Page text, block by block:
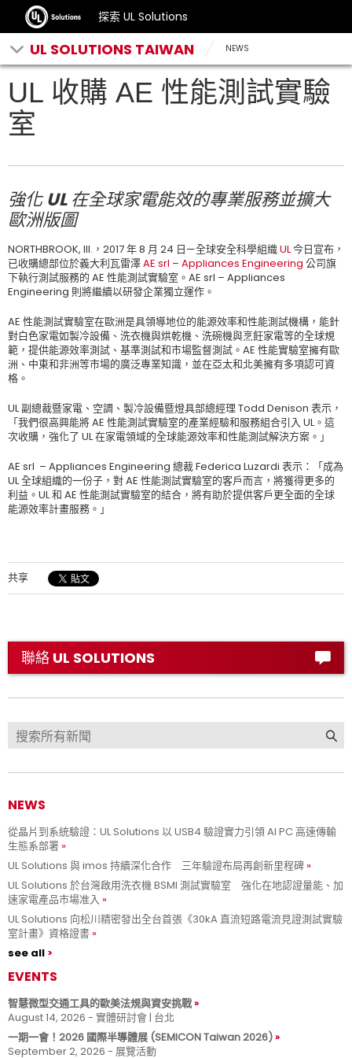
探索 UL Solutions
UL SOLUTIONS TAIWAN NEWS
UL 收購 AE 性能測試實驗
室
強化 UL 在全球家電能效的專業服務並擴大
歐洲版圖
NORTHBROOK, Ill.，2017 年 8 月 24 日—全球安全科學組織UL今日宣布，
已收購總部位於義大利瓦雷澤AE srl – Appliances Engineering 公司旗
下執行測試服務的 AE 性能測試實驗室。AE srl – Appliances
Engineering 則將繼續以研發企業獨立運作。
AE 性能測試實驗室在歐洲是具領導地位的能源效率和性能測試機構，能針
對白色家電如製冷設備、洗衣機與烘乾機、洗碗機與烹飪家電等的全球規
範，提供能源效率測試、基準測試和市場監督測試。AE 性能實驗室擁有歐
洲、中東和非洲等市場的廣泛專業知識，並在亞太和北美擁有多項認可資
格。
UL 副總裁暨家電、空調、製冷設備暨燈具部總經理 Todd Denison 表示，
「我們很高興能將 AE 性能測試實驗室的產業經驗和服務組合引入 UL。這
次收購，強化了 UL 在家電領域的全球能源效率和性能測試解決方案。」
AE srl – Appliances Engineering 總裁 Federica Luzardi 表示：「成為
UL 全球組織的一份子，對 AE 性能測試實驗室的客戶而言，將獲得更多的
利益。UL 和 AE 性能測試實驗室的結合，將有助於提供客戶更全面的全球
能源效率計畫服務。」
共享
聯絡 UL SOLUTIONS
NEWS
從晶片到系統驗證：UL Solutions 以 USB4 驗證實力引領 AI PC 高速傳輸
生態系部署
UL Solutions 與 imos 持續深化合作 三年驗證布局再創新里程碑
UL Solutions 於台灣啟用洗衣機 BSMI 測試實驗室 強化在地認證量能、加
速家電產品市場准入
UL Solutions 向松川精密發出全台首張《30kA 直流短路電流見證測試實驗
室計畫》資格證書
see all
EVENTS
智慧微型交通工具的歐美法規與資安挑戰
August 14, 2026 - 實體研討會 | 台北
一期一會！2026 國際半導體展 (SEMICON Taiwan 2026)
September 2, 2026 - 展覽活動